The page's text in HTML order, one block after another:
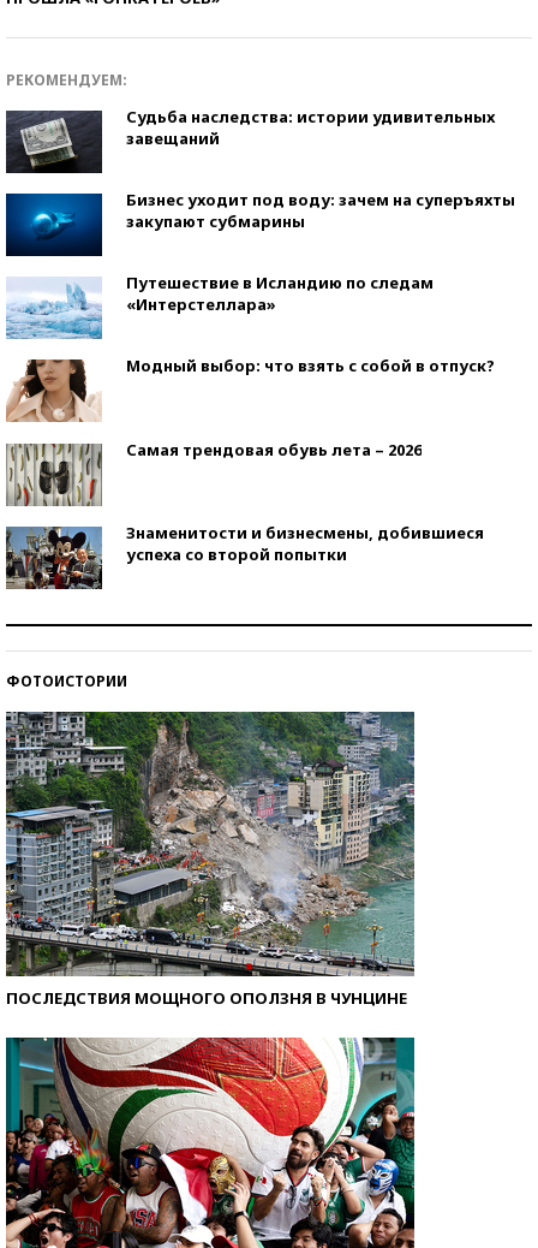
РЕКОМЕНДУЕМ:
Судьба наследства: истории удивительных
завещаний
Бизнес уходит под воду: зачем на суперъяхты
закупают субмарины
Путешествие в Исландию по следам
«Интерстеллара»
Модный выбор: что взять с собой в отпуск?
Самая трендовая обувь лета – 2026
Знаменитости и бизнесмены, добившиеся
успеха со второй попытки
ФОТОИСТОРИИ
ПОСЛЕДСТВИЯ МОЩНОГО ОПОЛЗНЯ В ЧУНЦИНЕ